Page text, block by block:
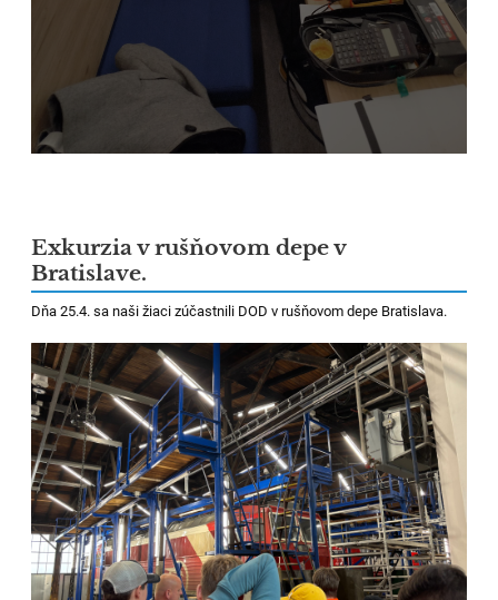
Exkurzia v rušňovom depe v
Bratislave.
Dňa 25.4. sa naši žiaci zúčastnili DOD v rušňovom depe Bratislava.